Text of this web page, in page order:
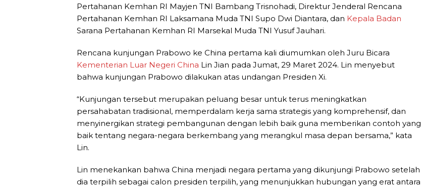
Pertahanan Kemhan RI Mayjen TNI Bambang Trisnohadi, Direktur Jenderal Rencana
Pertahanan Kemhan RI Laksamana Muda TNI Supo Dwi Diantara, dan Kepala Badan
Sarana Pertahanan Kemhan RI Marsekal Muda TNI Yusuf Jauhari.
Rencana kunjungan Prabowo ke China pertama kali diumumkan oleh Juru Bicara
Kementerian Luar Negeri China Lin Jian pada Jumat, 29 Maret 2024. Lin menyebut
bahwa kunjungan Prabowo dilakukan atas undangan Presiden Xi.
“Kunjungan tersebut merupakan peluang besar untuk terus meningkatkan
persahabatan tradisional, memperdalam kerja sama strategis yang komprehensif, dan
menyinergikan strategi pembangunan dengan lebih baik guna memberikan contoh yang
baik tentang negara-negara berkembang yang merangkul masa depan bersama,” kata
Lin.
Lin menekankan bahwa China menjadi negara pertama yang dikunjungi Prabowo setelah
dia terpilih sebagai calon presiden terpilih, yang menunjukkan hubungan yang erat antara